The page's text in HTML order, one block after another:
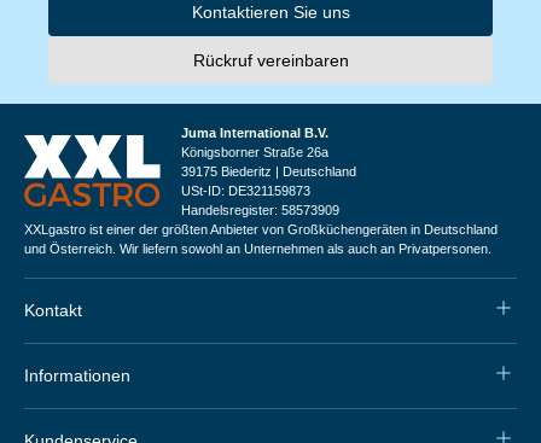
Kontaktieren Sie uns
Rückruf vereinbaren
Juma International B.V.
Königsborner Straße 26a
39175 Biederitz | Deutschland
USt-ID: DE321159873
Handelsregister: 58573909
XXLgastro ist einer der größten Anbieter von Großküchengeräten in Deutschland
und Österreich. Wir liefern sowohl an Unternehmen als auch an Privatpersonen.
Kontakt
Informationen